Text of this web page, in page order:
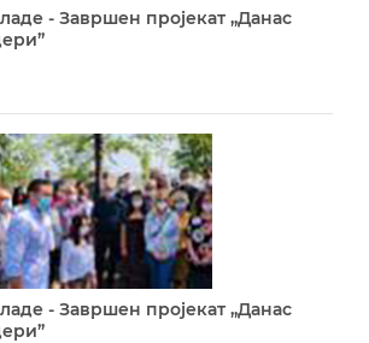
- Завршен пројекат „Данас
- Завршен пројекат „Данас